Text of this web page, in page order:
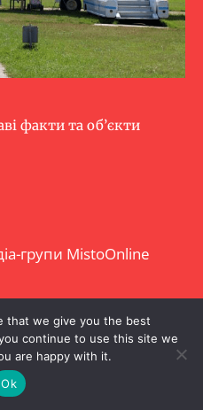
факти та об’єкти
групи MistoOnline
матеріалу
з гіперпосиланням.
that we give you the best
continue to use this site we
are happy with it.
Ok